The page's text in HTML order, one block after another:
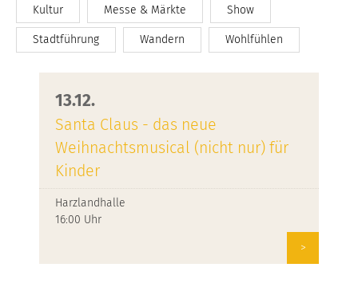
Kultur Messe & Märkte Show
Stadtführung Wandern Wohlfühlen
13.12.
Santa Claus - das neue
Weihnachtsmusical (nicht nur) für
Kinder
Harzlandhalle
16:00 Uhr
>